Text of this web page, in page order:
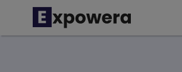
innehåll